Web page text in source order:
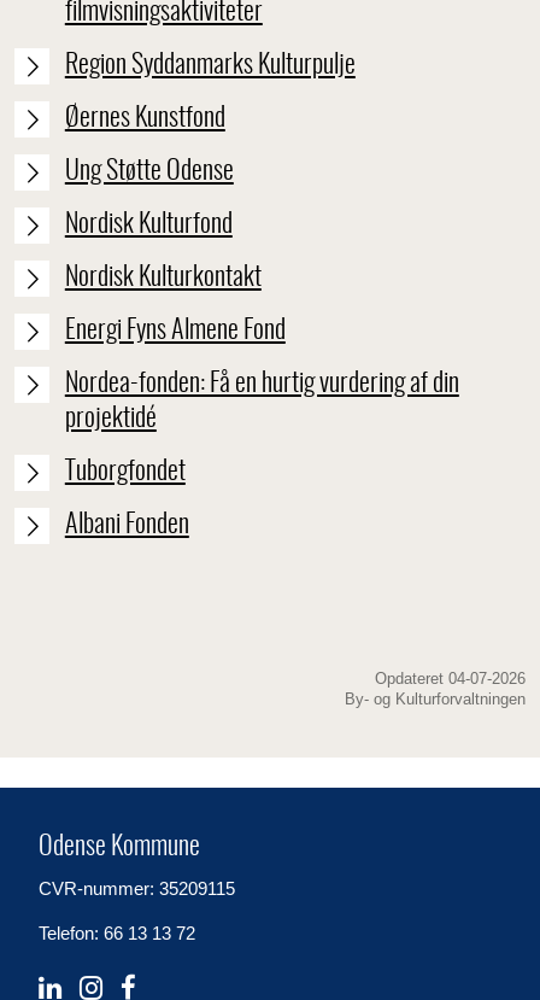
filmvisningsaktiviteter
Region Syddanmarks Kulturpulje
Øernes Kunstfond
Ung Støtte Odense
Nordisk Kulturfond
Nordisk Kulturkontakt
Energi Fyns Almene Fond
Nordea-fonden: Få en hurtig vurdering af din
projektidé
Tuborgfondet
Albani Fonden
Opdateret 04-07-2026
By- og Kulturforvaltningen
Odense Kommune
CVR-nummer: 35209115
Telefon: 66 13 13 72